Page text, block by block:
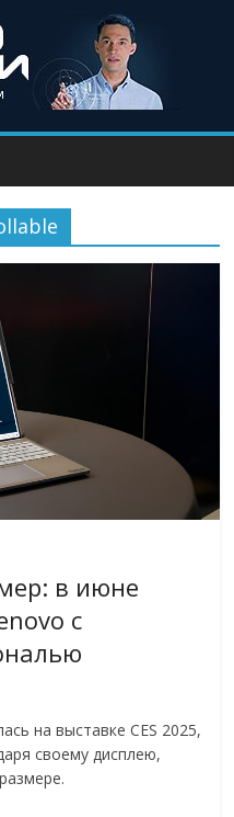
в июне
с
на выставке CES 2025,
своему дисплею,